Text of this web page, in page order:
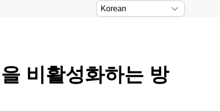
비활성화하는 방